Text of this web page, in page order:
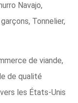
Navajo,
Tonnelier,
de viande,
de qualité
les États-Unis